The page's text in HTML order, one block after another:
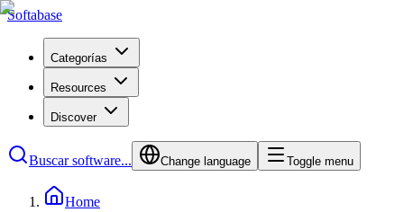
Softabase
Categorías
Resources
Discover
Buscar software... Change language Toggle menu
Home